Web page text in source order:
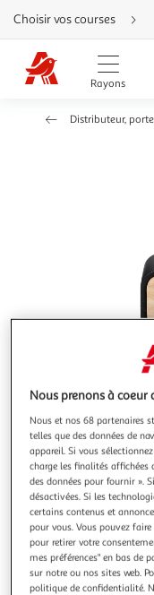
Aller
directement
au
contenu
Aller
directement
Aller
Choisir vos courses
Rayons
Distributeur,
FIVE
Distributeur de
Informations
cm Matière :
Distributeur de
Poids : 402 g
En savoir +
Vendu par Paris Prix
Nous prenons à coeur
Nous et nos 68 partenaires
telles que des données de
appareil. Si vous
charge les finalités
des données pour fournir ».
désactivées. Si les
certains contenus et
pour vous. Vous pouvez
pour retirer votre
mes préférences" en bas de
sur notre ou nos sites web.
politique de confidentialité.